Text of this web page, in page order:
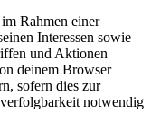
Rahmen einer
Interessen sowie
und Aktionen
deinem Browser
sofern dies zur
notwendig